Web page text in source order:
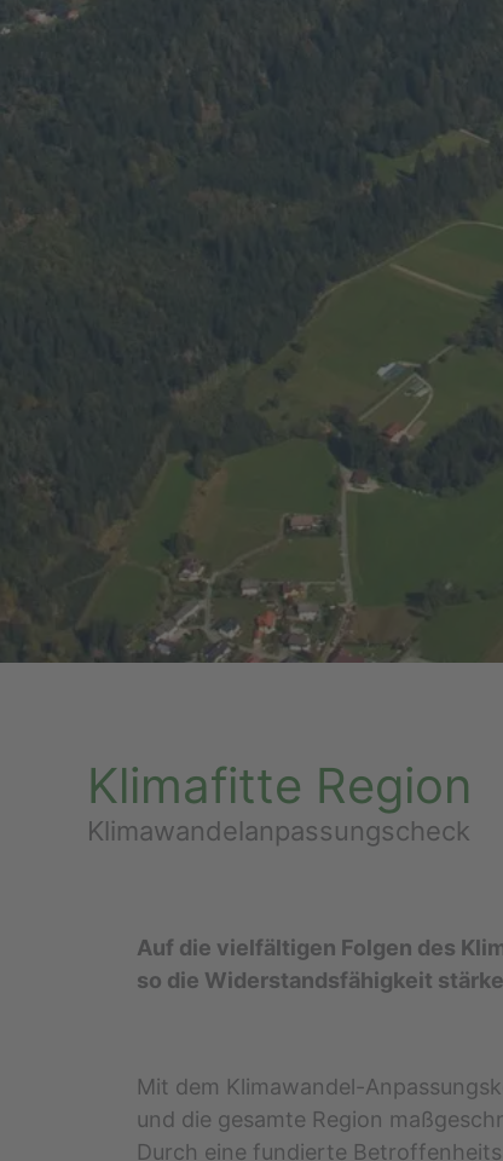
Klimafitte Region
Klimawandelanpassungscheck
Auf die vielfältigen Folgen des
so die Widerstandsfähigkeit
Mit dem Klimawandel-
und die gesamte Region
Durch eine fundierte